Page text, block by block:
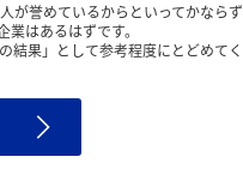
が誉めているからといってかなら
はあるはずです。
果」として参考程度にとどめてく